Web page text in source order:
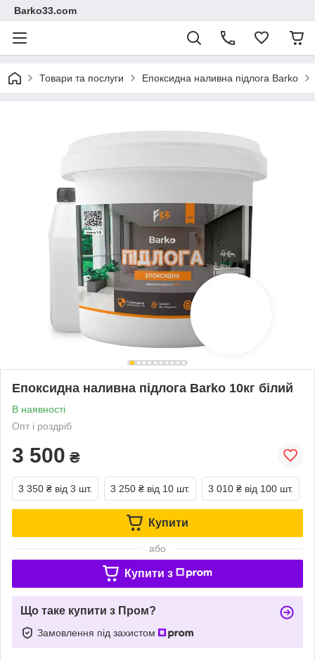
Barko33.com
Товари та послуги Епоксидна наливна підлога Barko
Епоксидна наливна підлога Barko 10кг білий
В наявності
Опт і роздріб
3 500 ₴
3 350 ₴ від 3 шт. 3 250 ₴ від 10 шт. 3 010 ₴ від 100 шт.
Купити
або
Купити з
Що таке купити з Пром?
Замовлення під захистом